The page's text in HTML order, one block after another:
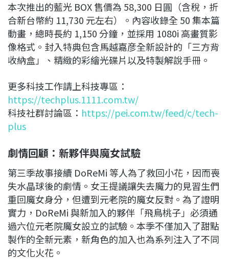
本次推出的藍光 BOX 售價為 58,300 日圓（含稅，折
合新台幣約 11,730 元左右）。內容收錄全 50 集本篇
動畫，總時長約 1,150 分鐘，並採用 1080i 高畫質影
像格式。封入特典包含馬越嘉彦全新設計的「三方背
收納盒」、精緻的彩繪光碟片以及特製解說手冊。
更多科技工作請上科技專區：
https://techplus.1111.com.tw/
科技社群討論區： https://pei.com.tw/feed/c/tech-
plus
劇情回顧：新夥伴與魔女試驗
第三季故事接續 DoReMi 等人為了救回小花，因而喪
失水晶球後的劇情。女王提議讓失去魔力的見習生們
重回魔女身分，但遭到元老院的魔女反對。為了證明
實力，DoReMi 與新加入的夥伴「飛鳥桃子」必須通
過六位元老院魔女設立的試驗。本季不僅加入了甜點
製作的全新元素，新角色的加入也為系列注入了不同
的文化火花。